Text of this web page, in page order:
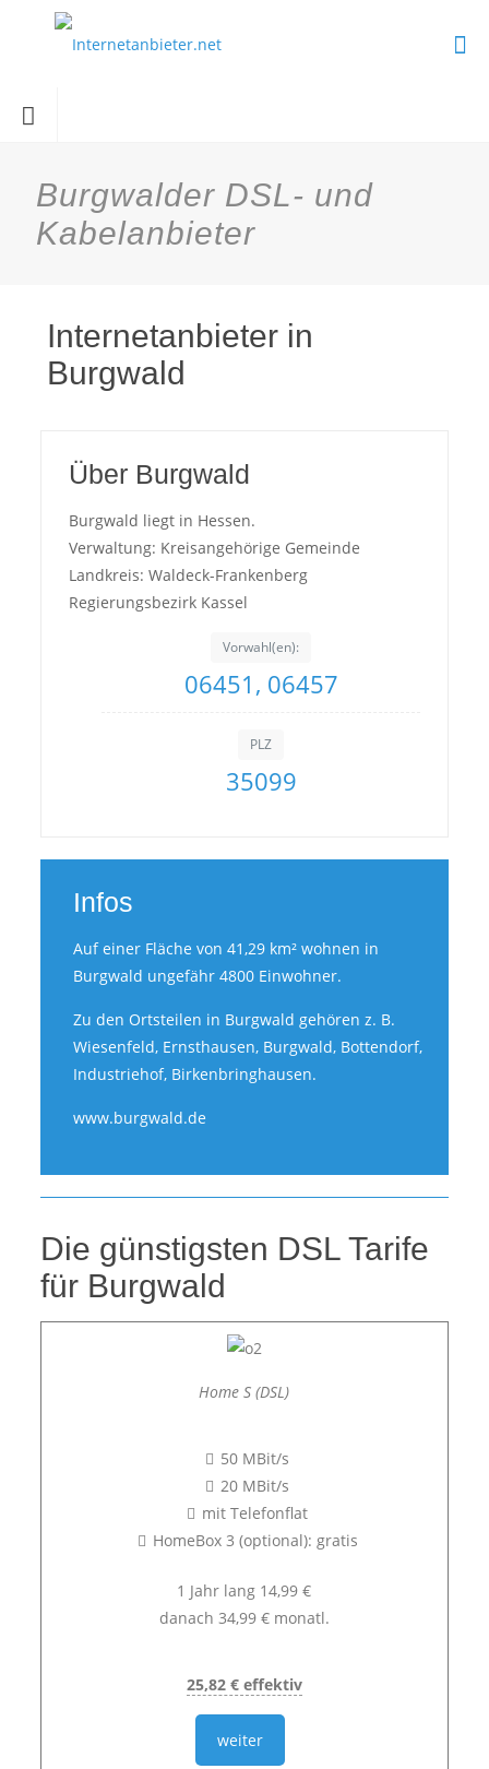
Burgwalder DSL- und
Kabelanbieter
Internetanbieter in
Burgwald
Über Burgwald
Burgwald liegt in Hessen.
Verwaltung: Kreisangehörige Gemeinde
Landkreis: Waldeck-Frankenberg
Regierungsbezirk Kassel
Vorwahl(en):
06451, 06457
PLZ
35099
Infos
Auf einer Fläche von 41,29 km² wohnen in
Burgwald ungefähr 4800 Einwohner.
Zu den Ortsteilen in Burgwald gehören z. B.
Wiesenfeld, Ernsthausen, Burgwald, Bottendorf,
Industriehof, Birkenbringhausen.
www.burgwald.de
Die günstigsten DSL Tarife
für Burgwald
Home S (DSL)
50 MBit/s
20 MBit/s
mit Telefonflat
HomeBox 3 (optional): gratis
1 Jahr lang 14,99 €
danach 34,99 € monatl.
25,82 € effektiv
weiter